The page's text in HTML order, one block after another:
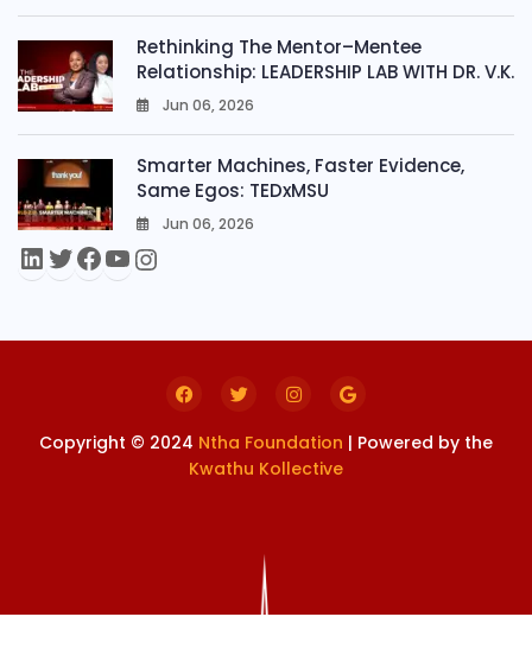
Rethinking The Mentor–Mentee
Relationship: LEADERSHIP LAB WITH DR. V.K.
Jun 06, 2026
Smarter Machines, Faster Evidence,
Same Egos: TEDxMSU
Jun 06, 2026
Copyright © 2024 Ntha Foundation | Powered by the
Kwathu Kollective